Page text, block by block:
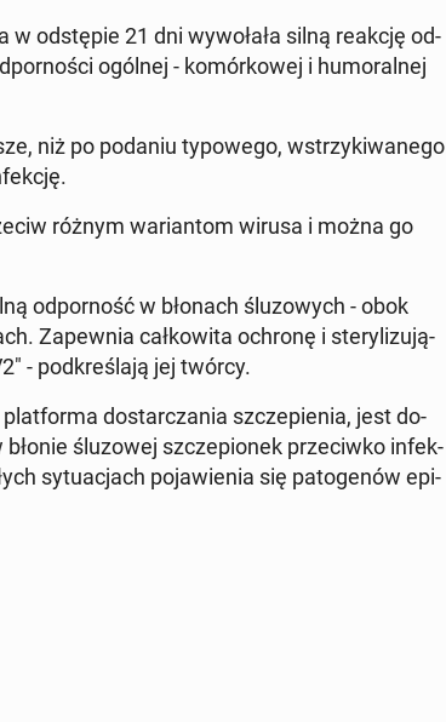
od­stę­pie 21 dni wy­wo­ła­ła silną reakcję od­
ogólnej - ko­mór­ko­wej i hu­mo­ral­nej
niż po podaniu ty­po­we­go, wstrzy­ki­wa­ne­go
różnym wa­rian­tom wirusa i można go
od­por­ność w błonach ślu­zo­wych - obok
Za­pew­nia cał­ko­wi­ta ochronę i ste­ry­li­zu­ją­
- pod­kre­śla­ją jej twórcy.
do­star­cza­nia szcze­pie­nia, jest do­
ślu­zo­wej szcze­pio­nek prze­ciw­ko in­fek­
sy­tu­acjach po­ja­wie­nia się pa­to­ge­nów epi­